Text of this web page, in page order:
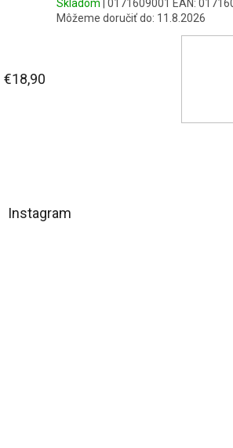
Skladom | 0171609001 EAN:
Môžeme doručiť do: 11.8.2026
€18,90
á
Instagram